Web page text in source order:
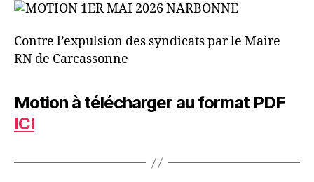
Contre l’expulsion des syndicats par le Maire
RN de Carcassonne
Motion à télécharger au format PDF
ICI